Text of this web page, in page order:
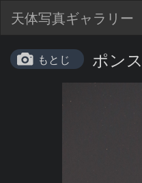
天体写真ギャラリー
もとじ ポン